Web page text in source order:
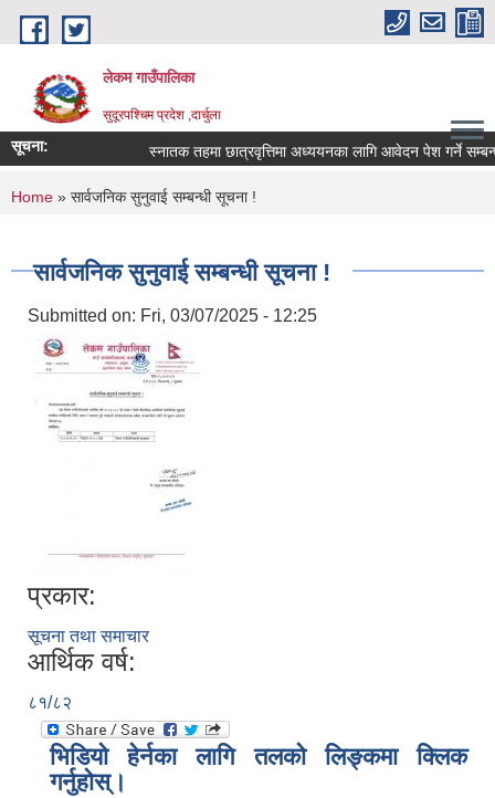
Skip to main content
लेकम गाउँपालिका
सुदूरपश्चिम प्रदेश ,दार्चुला
सूचना: स्नातक तहमा छात्रवृत्तिमा अध्ययनका लागि आवेदन पेश गर्ने
You are here
Home » सार्वजनिक सुनुवाई सम्बन्धी सूचना !
सार्वजनिक सुनुवाई सम्बन्धी सूचना !
Submitted on: Fri, 03/07/2025 - 12:25
प्रकार:
सूचना तथा समाचार
आर्थिक वर्ष:
८१/८२
भिडियो हेर्नका लागि तलको लिङ्कमा क्लिक
गर्नुहोस्।